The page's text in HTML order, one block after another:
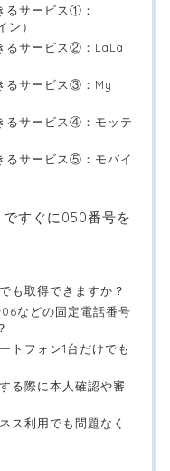
るサービス①：
ン）
るサービス②：LaLa
るサービス③：My
るサービス④：モッテ
るサービス⑤：モバイ
すぐに050番号を
も取得できますか？
などの固定電話番号
トフォン1台だけでも
る際に本人確認や審
ス利用でも問題なく